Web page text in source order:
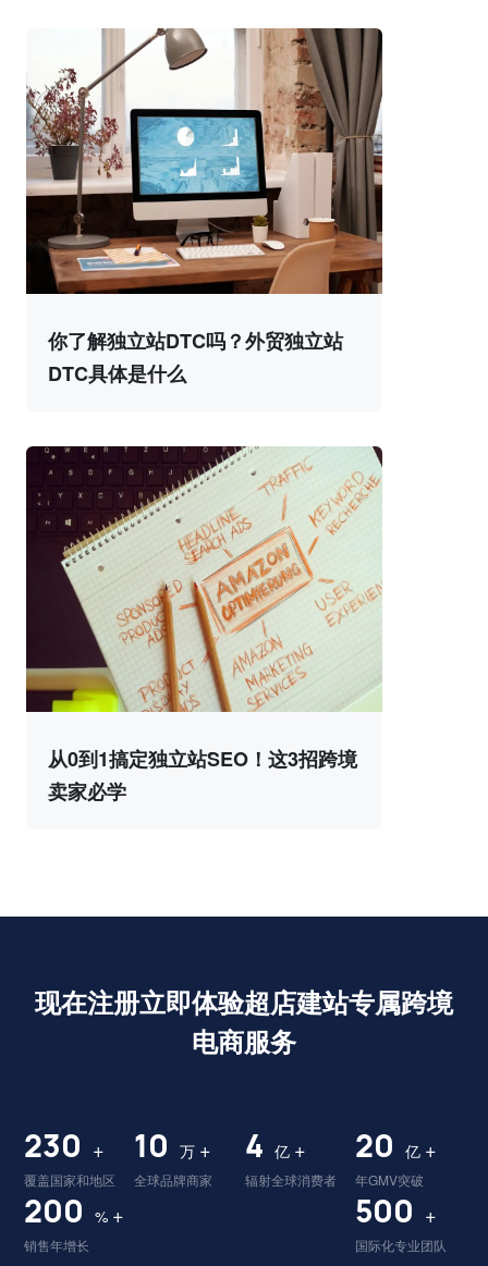
你了解独立站DTC吗？外贸独立站
DTC具体是什么
从0到1搞定独立站SEO！这3招跨境
卖家必学
现在注册立即体验超店建站专属跨境
电商服务
230 +
覆盖国家和地区
10 万 +
全球品牌商家
4 亿 +
辐射全球消费者
20 亿 +
年GMV突破
200 % +
销售年增长
500 +
国际化专业团队